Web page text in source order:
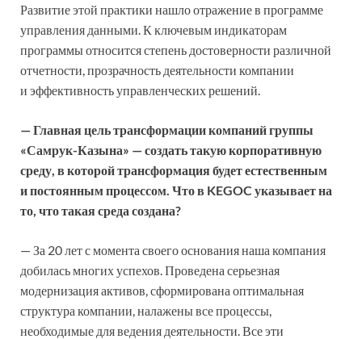
Развитие этой практики нашло отражение в программе
управления данными. К ключевым индикаторам
программы относится степень достоверности различной
отчетности, прозрачность деятельности компании
и эффективность управленческих решений.
— Главная цель трансформации компаний группы
«Самрук-Казына» — создать такую корпоративную
среду, в которой трансформация будет естественным
и постоянным процессом. Что в KEGOC указывает на
то, что такая среда создана?
— За 20 лет с момента своего основания наша компания
добилась многих успехов. Проведена серьезная
модернизация активов, сформирована оптимальная
структура компании, налажены все процессы,
необходимые для ведения деятельности. Все эти